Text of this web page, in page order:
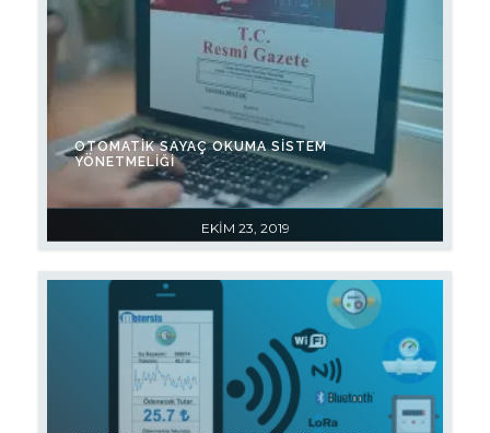
EKIM 23, 2019
OTOMATİK SAYAÇ OKUMA SİSTEM
YÖNETMELİĞİ